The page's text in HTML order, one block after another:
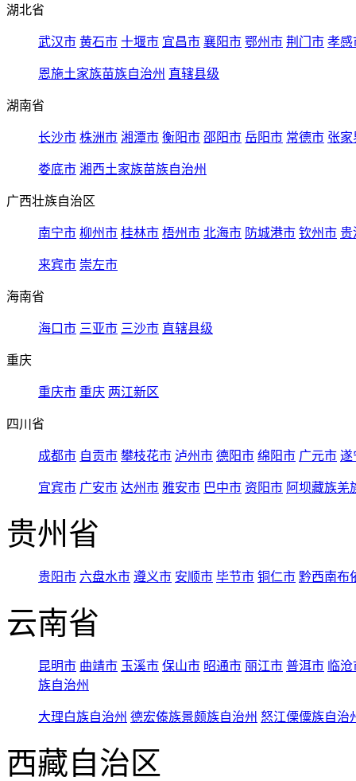
湖北省
武汉市 黄石市 十堰市 宜昌市 襄阳市 鄂州市 荆门市 孝感
恩施土家族苗族自治州 直辖县级
湖南省
长沙市 株洲市 湘潭市 衡阳市 邵阳市 岳阳市 常德市 张家
娄底市 湘西土家族苗族自治州
广西壮族自治区
南宁市 柳州市 桂林市 梧州市 北海市 防城港市 钦州市 贵
来宾市 崇左市
海南省
海口市 三亚市 三沙市 直辖县级
重庆
重庆市 重庆 两江新区
四川省
成都市 自贡市 攀枝花市 泸州市 德阳市 绵阳市 广元市 遂
宜宾市 广安市 达州市 雅安市 巴中市 资阳市 阿坝藏族羌
贵州省
贵阳市 六盘水市 遵义市 安顺市 毕节市 铜仁市 黔西南布
云南省
昆明市 曲靖市 玉溪市 保山市 昭通市 丽江市 普洱市 临
族自治州
大理白族自治州 德宏傣族景颇族自治州 怒江傈僳族自治
西藏自治区